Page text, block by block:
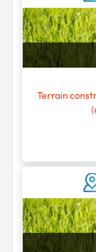
Terrain